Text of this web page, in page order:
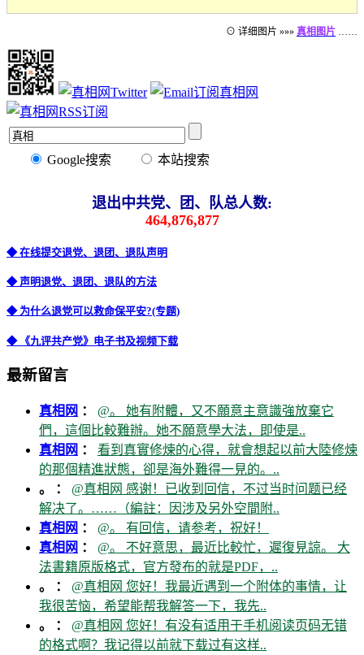
⊙ 详细图片 »»» 真相图片
Google搜索 本站搜索
退出中共党、团、队总人数:
464,876,877
◆ 在线提交退党、退团、退队声明
◆ 声明退党、退团、退队的方法
◆ 为什么退党可以救命保平安?(专题)
◆ 《九评共产党》电子书及视频下载
最新留言
真相网 ： @。 她有附體，又不願意主意識強放棄它
們，這個比較難辦。她不願意學大法，即使是..
真相网 ： 看到真實修煉的心得，就會想起以前大陸修煉
的那個精進狀態，卻是海外難得一見的。..
。 ： @真相网 感谢！已收到回信，不过当时问题已经
解决了。……（編註：因涉及另外空間附..
真相网 ： @。 有回信，请参考，祝好！
真相网 ： @。 不好意思，最近比較忙，遲復見諒。 大
法書籍原版格式，官方發布的就是PDF，..
。 ： @真相网 您好！我最近遇到一个附体的事情，让
我很苦恼，希望能帮我解答一下，我先..
。 ： @真相网 您好！有没有适用于手机阅读页码无错
的格式啊？我记得以前就下载过有这样..